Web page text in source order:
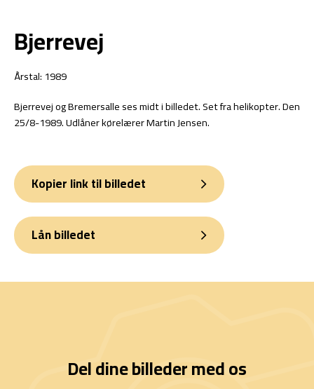
Bjerrevej
Årstal: 1989
Bjerrevej og Bremersalle ses midt i billedet. Set fra helikopter. Den
25/8-1989. Udlåner kørelærer Martin Jensen.
Kopier link til billedet
Lån billedet
Del dine billeder med os